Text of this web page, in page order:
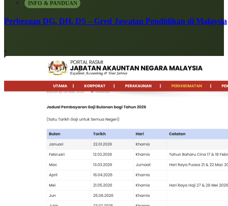
INFO & PANDUAN
Perbezaan DG, DH, DS – Gred Jawatan Pendidikan di Malaysia